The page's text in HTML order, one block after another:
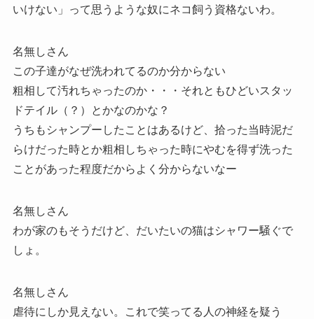
いけない」って思うような奴にネコ飼う資格ないわ。
名無しさん
この子達がなぜ洗われてるのか分からない
粗相して汚れちゃったのか・・・それともひどいスタッ
ドテイル（？）とかなのかな？
うちもシャンプーしたことはあるけど、拾った当時泥だ
らけだった時とか粗相しちゃった時にやむを得ず洗った
ことがあった程度だからよく分からないなー
名無しさん
わが家のもそうだけど、だいたいの猫はシャワー騒ぐで
しょ。
名無しさん
虐待にしか見えない。これで笑ってる人の神経を疑う